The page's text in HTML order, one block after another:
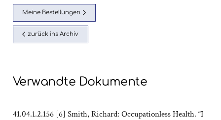
Meine Bestellungen
zurück ins Archiv
Verwandte Dokumente
41.04.1.2.156 [6] Smith, Richard: Occupationless Health. “I